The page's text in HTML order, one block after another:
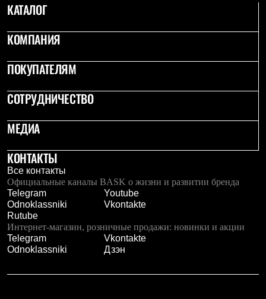
КАТАЛОГ
КОМПАНИЯ
ПОКУПАТЕЛЯМ
СОТРУДНИЧЕСТВО
МЕДИА
КОНТАКТЫ
Все контакты
Официальные каналы BASK о жизни и развитии бренда
Telegram
Youtube
Odnoklassniki
Vkontakte
Rutube
Интернет-магазин, розничные продажи: новинки и акции
Telegram
Vkontakte
Odnoklassniki
Дзэн